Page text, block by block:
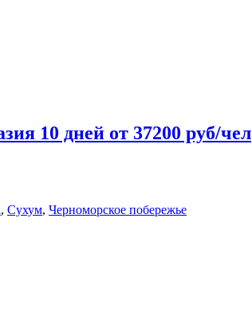
10 дней от 37200 руб/чел
, Сухум, Черноморское побережье